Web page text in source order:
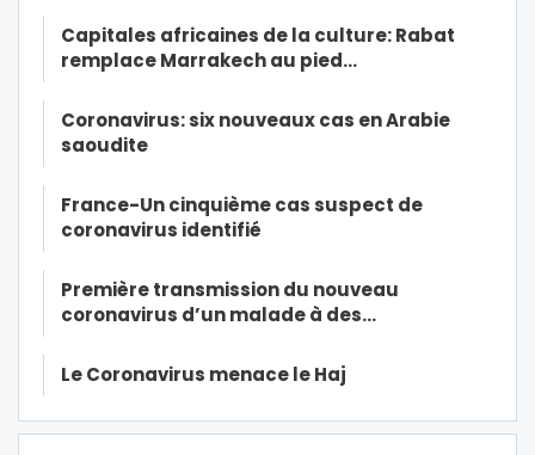
Capitales africaines de la culture: Rabat
remplace Marrakech au pied…
Coronavirus: six nouveaux cas en Arabie
saoudite
France-Un cinquième cas suspect de
coronavirus identifié
Première transmission du nouveau
coronavirus d’un malade à des…
Le Coronavirus menace le Haj